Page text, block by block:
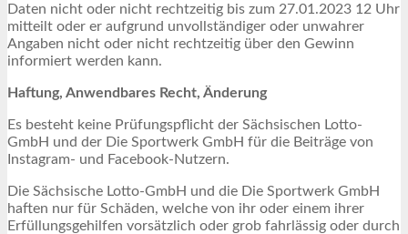
Daten nicht oder nicht rechtzeitig bis zum 27.01.2023 12 Uhr
mitteilt oder er aufgrund unvollständiger oder unwahrer
Angaben nicht oder nicht rechtzeitig über den Gewinn
informiert werden kann.
Haftung, Anwendbares Recht, Änderung
Es besteht keine Prüfungspflicht der Sächsischen Lotto-
GmbH und der Die Sportwerk GmbH für die Beiträge von
Instagram- und Facebook-Nutzern.
Die Sächsische Lotto-GmbH und die Die Sportwerk GmbH
haften nur für Schäden, welche von ihr oder einem ihrer
Erfüllungsgehilfen vorsätzlich oder grob fahrlässig oder durch